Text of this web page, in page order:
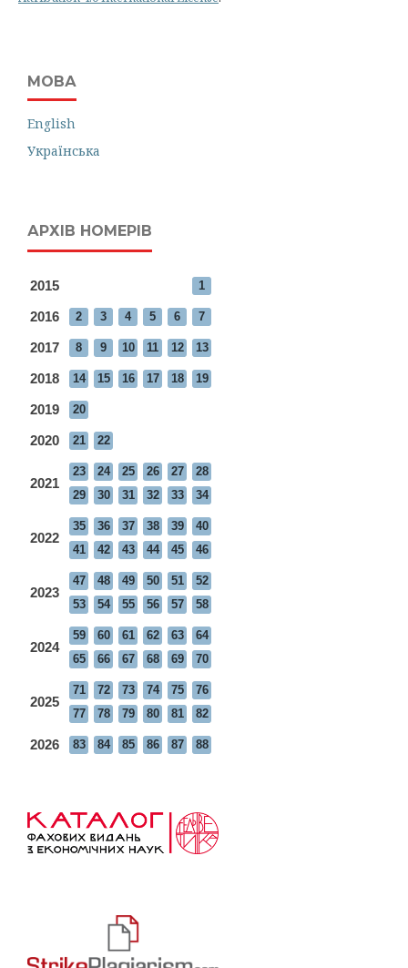
МОВА
English
Українська
АРХІВ НОМЕРІВ
2015 1
2016 2 3 4 5 6 7
2017 8 9 10 11 12 13
2018 14 15 16 17 18 19
2019 20
2020 21 22
2021
23 24 25 26 27
28
29
30 31 32 33 34
2022
35 36 37 38 39
40
41
42 43 44 45 46
2023
47 48 49 50 51
52
53
54 55 56 57 58
2024
59 60 61 62 63
64
65
66 67 68 69 70
2025
71 72 73 74 75
76
77
78 79 80 81 82
2026 83 84 85 86 87 88